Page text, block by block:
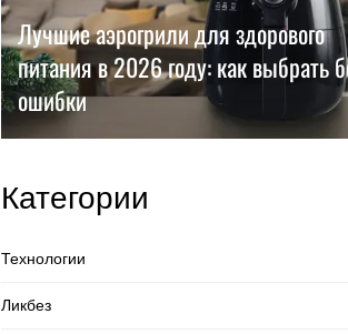
Лучшие аэрогрили для здорового
питания в 2026 году: как выбрать
ошибки
Категории
Технологии
Ликбез